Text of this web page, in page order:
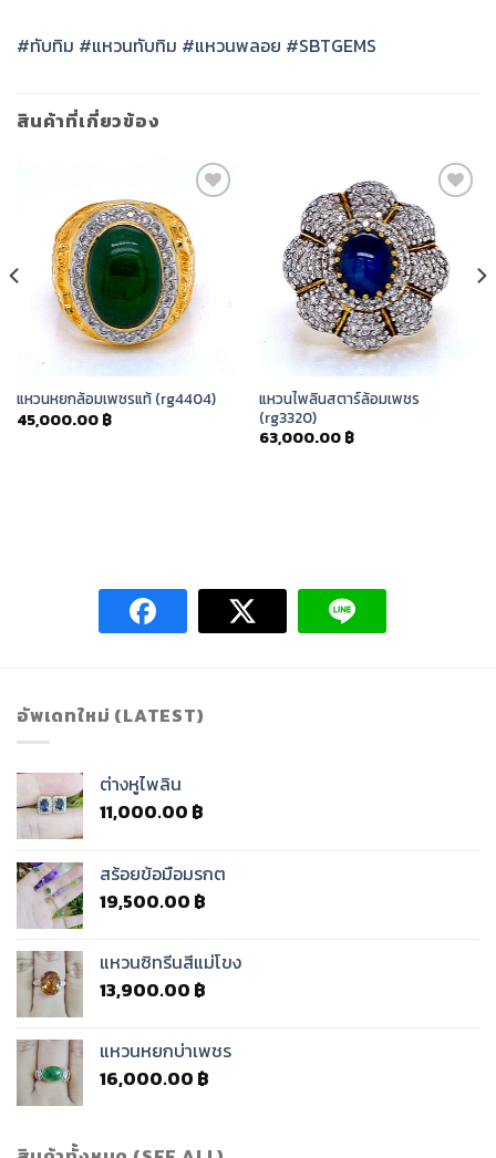
#ทับทิม #แหวนทับทิม #แหวนพลอย #SBTGEMS
สินค้าที่เกี่ยวข้อง
Wishlist
แหวนหยกล้อมเพชรแท้ (rg4404)
45,000.00 ฿
Add to
Wishlist
แหวนไพลินสตาร์ล้อมเพชร
(rg3320)
63,000.00 ฿
อัพเดทใหม่ (LATEST)
ต่างหูไพลิน
11,000.00 ฿
สร้อยข้อมือมรกต
19,500.00 ฿
แหวนซิทรีนสีแม่โขง
13,900.00 ฿
แหวนหยกบ่าเพชร
16,000.00 ฿